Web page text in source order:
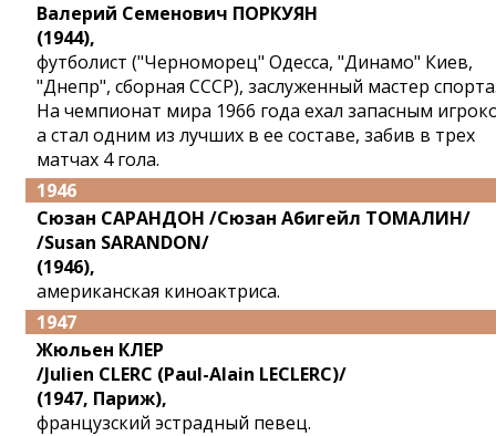
Валерий Семенович ПОРКУЯН
(1944),
футболист ("Черноморец" Одесса, "Динамо" Киев,
"Днепр", сборная СССР), заслуженный мастер
На чемпионат мира 1966 года ехал запасным
а стал одним из лучших в ее составе, забив в трех
матчах 4 гола.
1946
Сюзан САРАНДОН /Сюзан Абигейл ТОМАЛИН/
/Susan SARANDON/
(1946),
американская киноактриса.
1947
Жюльен КЛЕР
/Julien CLERC (Paul-Alain LECLERC)/
(1947, Париж),
французский эстрадный певец.